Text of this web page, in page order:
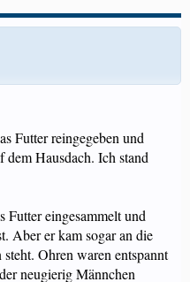
Futter reingegeben und
dem Hausdach. Ich stand
Futter eingesammelt und
Aber er kam sogar an die
Ohren waren entspannt
neugierig Männchen